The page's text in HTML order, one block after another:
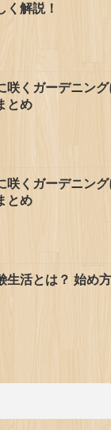
く解説！
咲くガーデニン
とめ
咲くガーデニン
とめ
生活とは？ 始め